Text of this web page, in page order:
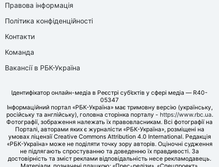
Правова інформація
Політика конфіденційності
Контакти
Команда
Вакансії в РБК-Україна
Ідентифікатор онлайн-медіа в Реєстрі суб’єктів у сфері медіа — R40-
05347
Інформаційний портал «РБК-Україна» має тримовну версію (українську,
російську та англійську), головна сторінка порталу - https://www.rbc.ua.
Фотографії, зображення належать їх правовласникам. Всі фотографії на
Порталі, авторами яких є журналісти «РБК-Україна», розміщені на
умовах ліцензії Creative Commons Attribution 4.0 International. Редакція
«РБК-Україна» може не поділяти точку зору авторів. Оціночні судження
не підлягають спростуванню та доведенню їх правдивості. За
достовірність та зміст реклами відповідальність несе рекламодавець.